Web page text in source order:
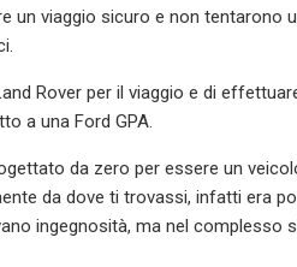
un viaggio sicuro e non
Rover per il viaggio e di
a una Ford GPA.
da zero per essere un
da dove ti trovassi, infatti era
ingegnosità, ma nel